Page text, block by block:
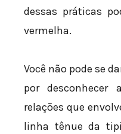
dessas práticas
vermelha.
Você não pode se
por desconhecer
relações que
linha tênue da